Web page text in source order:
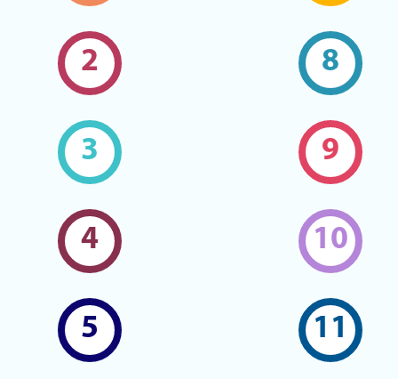
2
3
4
5
8
9
10
11